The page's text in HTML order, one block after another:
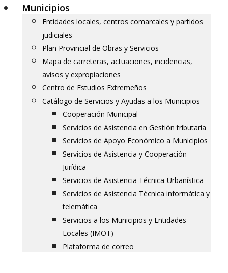
Municipios
Entidades locales, centros comarcales y partidos
judiciales
Plan Provincial de Obras y Servicios
Mapa de carreteras, actuaciones, incidencias,
avisos y expropiaciones
Centro de Estudios Extremeños
Catálogo de Servicios y Ayudas a los Municipios
Cooperación Municipal
Servicios de Asistencia en Gestión tributaria
Servicios de Apoyo Económico a Municipios
Servicios de Asistencia y Cooperación
Jurídica
Servicios de Asistencia Técnica-Urbanística
Servicios de Asistencia Técnica informática y
telemática
Servicios a los Municipios y Entidades
Locales (IMOT)
Plataforma de correo